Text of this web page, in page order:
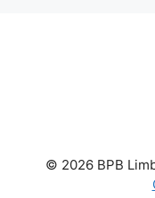
© 2026 BPB